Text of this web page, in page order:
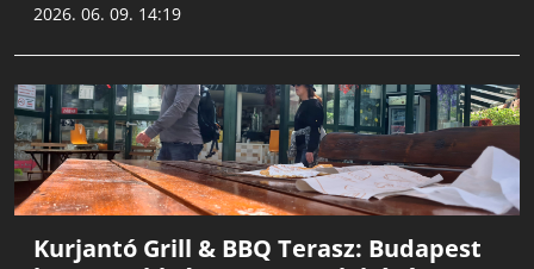
2026. 06. 09. 14:19
Kurjantó Grill & BBQ Terasz: Budapest